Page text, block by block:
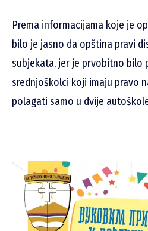
Prema informacijama koje je
bilo je jasno da opština pravi
subjekata, jer je prvobitno bilo
srednjoškolci koji imaju pravo
polagati samo u dvije